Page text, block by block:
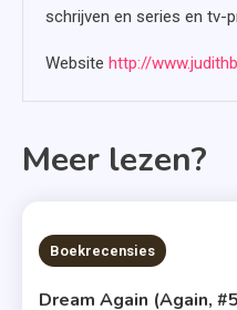
schrijven en series en tv-
Website http://
Meer lezen?
6 MINS READ
Boekrecensies
Dream Again (Again,